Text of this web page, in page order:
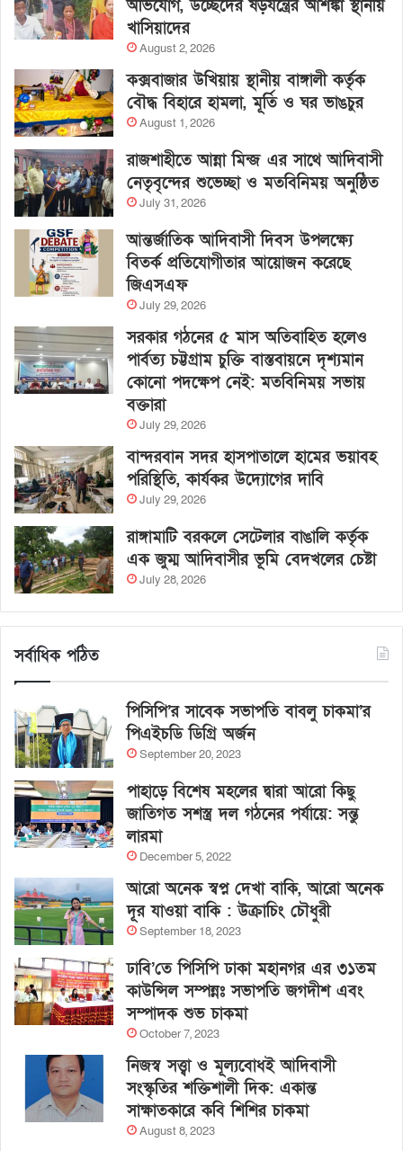
অভিযোগ, উচ্ছেদের ষড়যন্ত্রের আশঙ্কা স্থানীয়
খাসিয়াদের
August 2, 2026
কক্সবাজার উখিয়ায় স্থানীয় বাঙ্গালী কর্তৃক
বৌদ্ধ বিহারে হামলা, মূর্তি ও ঘর ভাঙচুর
August 1, 2026
রাজশাহীতে আন্না মিন্জ এর সাথে আদিবাসী
নেতৃবৃন্দের শুভেচ্ছা ও মতবিনিময় অনুষ্ঠিত
July 31, 2026
আন্তর্জাতিক আদিবাসী দিবস উপলক্ষ্যে
বিতর্ক প্রতিযোগীতার আয়োজন করেছে
জিএসএফ
July 29, 2026
সরকার গঠনের ৫ মাস অতিবাহিত হলেও
পার্বত্য চট্টগ্রাম চুক্তি বাস্তবায়নে দৃশ্যমান
কোনো পদক্ষেপ নেই: মতবিনিময় সভায়
বক্তারা
July 29, 2026
বান্দরবান সদর হাসপাতালে হামের ভয়াবহ
পরিস্থিতি, কার্যকর উদ্যোগের দাবি
July 29, 2026
রাঙ্গামাটি বরকলে সেটেলার বাঙালি কর্তৃক
এক জুম্ম আদিবাসীর ভূমি বেদখলের চেষ্টা
July 28, 2026
সর্বাধিক পঠিত
পিসিপি’র সাবেক সভাপতি বাবলু চাকমা’র
পিএইচডি ডিগ্রি অর্জন
September 20, 2023
পাহাড়ে বিশেষ মহলের দ্বারা আরো কিছু
জাতিগত সশস্ত্র দল গঠনের পর্যায়ে: সন্তু
লারমা
December 5, 2022
আরো অনেক স্বপ্ন দেখা বাকি, আরো অনেক
দূর যাওয়া বাকি : উক্রাচিং চৌধুরী
September 18, 2023
ঢাবি’তে পিসিপি ঢাকা মহানগর এর ৩১তম
কাউন্সিল সম্পন্নঃ সভাপতি জগদীশ এবং
সম্পাদক শুভ চাকমা
October 7, 2023
নিজস্ব সত্ত্বা ও মূল্যবোধই আদিবাসী
সংস্কৃতির শক্তিশালী দিক: একান্ত
সাক্ষাতকারে কবি শিশির চাকমা
August 8, 2023